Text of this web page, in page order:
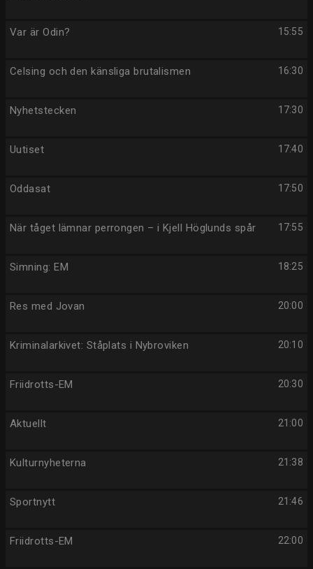
15:55
Var är Odin?
16:30
Celsing och den känsliga brutalismen
17:30
Nyhetstecken
17:40
Uutiset
17:50
Oddasat
17:55
När tåget lämnar perrongen – i Kjell Höglunds spår
18:25
Simning: EM
20:00
Res med Jovan
20:10
Kriminalarkivet: Ståplats i Nybroviken
20:30
Friidrotts-EM
21:00
Aktuellt
21:38
Kulturnyheterna
21:46
Sportnytt
22:00
Friidrotts-EM